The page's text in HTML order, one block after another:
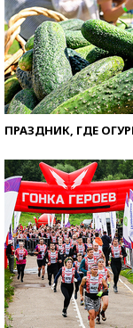
ПРАЗДНИК, ГДЕ